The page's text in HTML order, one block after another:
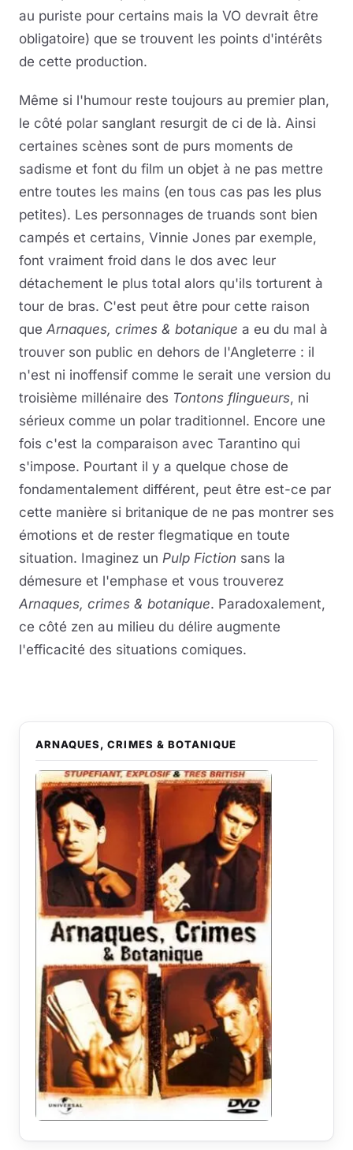
au puriste pour certains mais la VO devrait être
obligatoire) que se trouvent les points d'intérêts
de cette production.
Même si l'humour reste toujours au premier plan,
le côté polar sanglant resurgit de ci de là. Ainsi
certaines scènes sont de purs moments de
sadisme et font du film un objet à ne pas mettre
entre toutes les mains (en tous cas pas les plus
petites). Les personnages de truands sont bien
campés et certains, Vinnie Jones par exemple,
font vraiment froid dans le dos avec leur
détachement le plus total alors qu'ils torturent à
tour de bras. C'est peut être pour cette raison
que Arnaques, crimes & botanique a eu du mal à
trouver son public en dehors de l'Angleterre : il
n'est ni inoffensif comme le serait une version du
troisième millénaire des Tontons flingueurs, ni
sérieux comme un polar traditionnel. Encore une
fois c'est la comparaison avec Tarantino qui
s'impose. Pourtant il y a quelque chose de
fondamentalement différent, peut être est-ce par
cette manière si britanique de ne pas montrer ses
émotions et de rester flegmatique en toute
situation. Imaginez un Pulp Fiction sans la
démesure et l'emphase et vous trouverez
Arnaques, crimes & botanique. Paradoxalement,
ce côté zen au milieu du délire augmente
l'efficacité des situations comiques.
ARNAQUES, CRIMES & BOTANIQUE